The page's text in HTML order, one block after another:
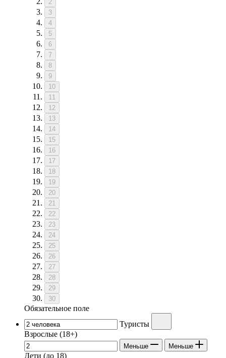
2
3
4
5
6
7
8
9
10
11
12
13
14
15
16
17
18
19
20
21
22
23
24
25
26
27
28
29
30
Обязательное поле
Туристы
Взрослые (18+)
Меньше Меньше
Дети (до 18)